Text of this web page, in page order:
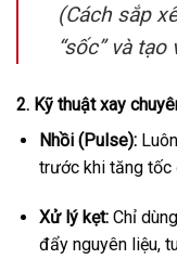
(Cách sắp
“sốc” và
2. Kỹ thuật xay
Nhồi (Pulse):
trước khi tăng tốc
Xử lý kẹt:Chỉ
đẩy nguyên liệu,